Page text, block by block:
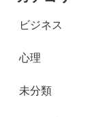
ビジネス
心理
未分類